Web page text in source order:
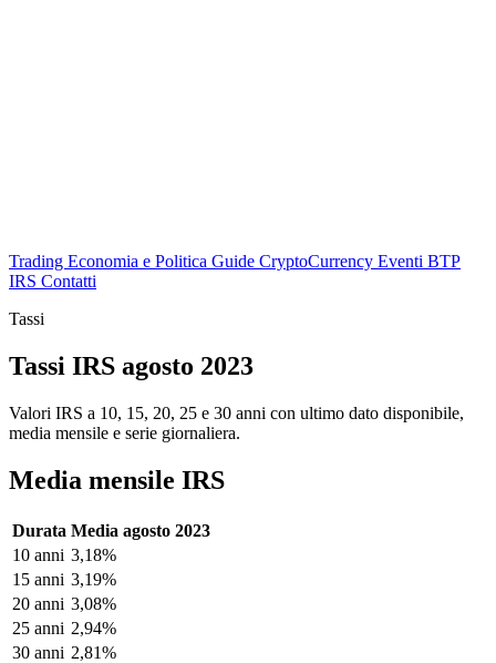
Trading Economia e Politica Guide CryptoCurrency Eventi BTP
IRS Contatti
Tassi
Tassi IRS agosto 2023
Valori IRS a 10, 15, 20, 25 e 30 anni con ultimo dato disponibile,
media mensile e serie giornaliera.
Media mensile IRS
Durata Media agosto 2023
10 anni 3,18%
15 anni 3,19%
20 anni 3,08%
25 anni 2,94%
30 anni 2,81%